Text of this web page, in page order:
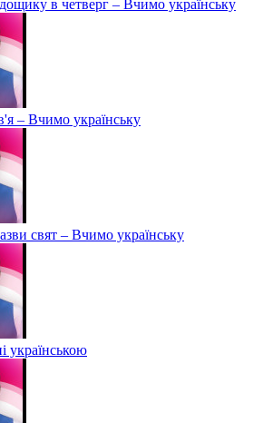
в четверг – Вчимо українську
– Вчимо українську
свят – Вчимо українську
українською